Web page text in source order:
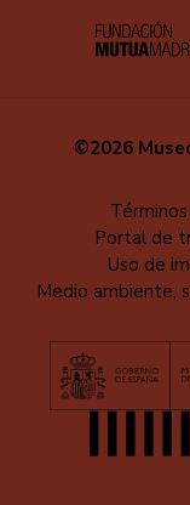
©2026
pie
Portal de
Uso de
Medio ambiente,